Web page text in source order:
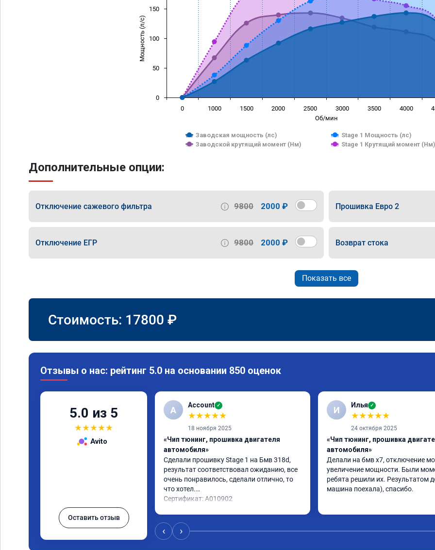
Об/мин
Мощность (л/с)
Заводская мощность (лс)
Stage 1 Мощность (лс)
Заводской крутящий момент (Нм)
Stage 1 Крутящий момент (Нм)
0 1000 1500 2000 2500 3000 3500 4000
0
50
100
150
Дополнительные опции:
Отключение сажевого фильтра 9800 2000 ₽ Прошивка Евро 2
Отключение ЕГР 9800 2000 ₽ Возврат стока
Показать все
Стоимость: 17800 ₽
Отзывы о нас: рейтинг 5.0 на основании 850 оценок
5.0 из 5
★★★★★
Avito
Оставить отзыв
A Account ✓
★★★★★
18 ноября 2025
«Чип тюнинг, прошивка двигателя
автомобиля»
Сделали прошивку Stage 1 на Бмв 318d,
результат соответствовал ожиданию, все
очень понравилось, сделали отлично, то
что хотел.
Сертификат: A010902
И Илья ✓
★★★★★
24 октября 2025
«Чип тюнинг, прошивка
автомобиля»
Делали на бмв х7, отключение
увеличение мощности. Были
ребята решили их. Результатом
машина поехала), спасибо.
‹ ›